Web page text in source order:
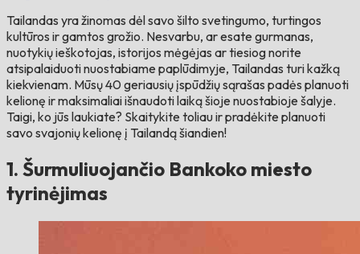
Tailandas yra žinomas dėl savo šilto svetingumo, turtingos
kultūros ir gamtos grožio. Nesvarbu, ar esate gurmanas,
nuotykių ieškotojas, istorijos mėgėjas ar tiesiog norite
atsipalaiduoti nuostabiame paplūdimyje, Tailandas turi kažką
kiekvienam. Mūsų 40 geriausių įspūdžių sąrašas padės planuoti
kelionę ir maksimaliai išnaudoti laiką šioje nuostabioje šalyje.
Taigi, ko jūs laukiate? Skaitykite toliau ir pradėkite planuoti
savo svajonių kelionę į Tailandą šiandien!
1. Šurmuliuojančio Bankoko miesto
tyrinėjimas